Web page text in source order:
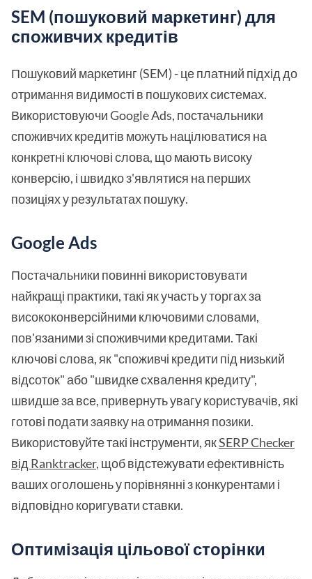
SEM (пошуковий маркетинг) для
споживчих кредитів
Пошуковий маркетинг (SEM) - це платний підхід до
отримання видимості в пошукових системах.
Використовуючи Google Ads, постачальники
споживчих кредитів можуть націлюватися на
конкретні ключові слова, що мають високу
конверсію, і швидко з'являтися на перших
позиціях у результатах пошуку.
Google Ads
Постачальники повинні використовувати
найкращі практики, такі як участь у торгах за
висококонверсійними ключовими словами,
пов'язаними зі споживчими кредитами. Такі
ключові слова, як "споживчі кредити під низький
відсоток" або "швидке схвалення кредиту",
швидше за все, привернуть увагу користувачів, які
готові подати заявку на отримання позики.
Використовуйте такі інструменти, якSERP Checker
від Ranktracker, щоб відстежувати ефективність
ваших оголошень у порівнянні з конкурентами і
відповідно коригувати ставки.
Оптимізація цільової сторінки